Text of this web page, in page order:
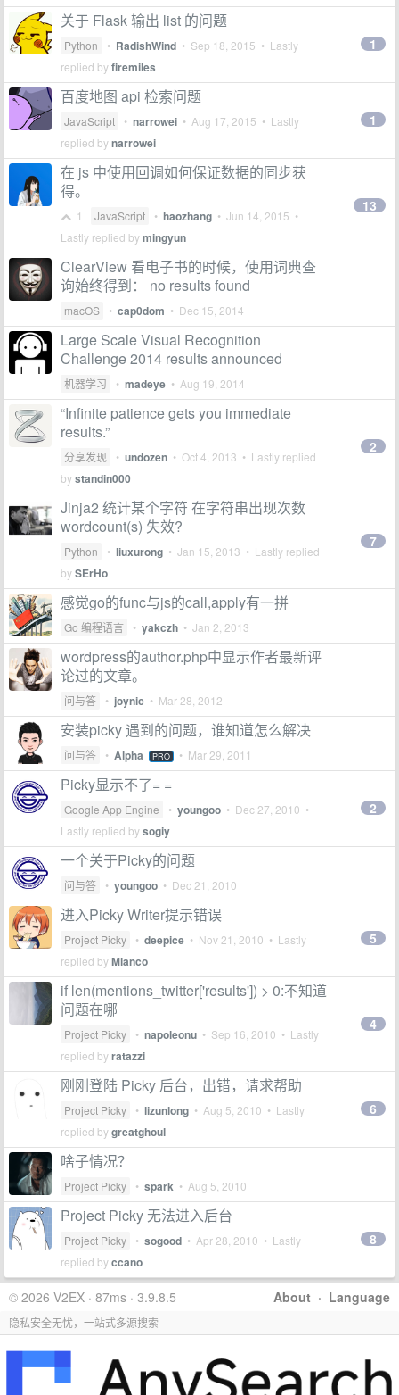
关于 Flask 输出 list 的问题
Python • RadishWind • Sep 18, 2015 • Lastly
replied byfiremiles
1
百度地图 api 检索问题
JavaScript • narrowei • Aug 17, 2015 • Lastly
replied bynarrowei
1
在 js 中使用回调如何保证数据的同步获
得。
1 JavaScript • haozhang • Jun 14, 2015 •
Lastly replied bymingyun
13
ClearView 看电子书的时候，使用词典查
询始终得到： no results found
macOS • cap0dom • Dec 15, 2014
Large Scale Visual Recognition
Challenge 2014 results announced
机器学习 • madeye • Aug 19, 2014
“Infinite patience gets you immediate
results.”
分享发现 • undozen • Oct 4, 2013 • Lastly replied
bystandin000
2
Jinja2 统计某个字符 在字符串出现次数
wordcount(s) 失效?
Python • liuxurong • Jan 15, 2013 • Lastly replied
bySErHo
7
感觉go的func与js的call,apply有一拼
Go 编程语言 • yakczh • Jan 2, 2013
wordpress的author.php中显示作者最新评
论过的文章。
问与答 • joynic • Mar 28, 2012
安装picky 遇到的问题，谁知道怎么解决
问与答 • Alpha PRO • Mar 29, 2011
Picky显示不了= =
Google App Engine • youngoo • Dec 27, 2010 •
Lastly replied bysogiy
2
一个关于Picky的问题
问与答 • youngoo • Dec 21, 2010
进入Picky Writer提示错误
Project Picky • deepice • Nov 21, 2010 • Lastly
replied byMianco
5
if len(mentions_twitter['results']) > 0:不知道
问题在哪
Project Picky • napoleonu • Sep 16, 2010 • Lastly
replied byratazzi
4
刚刚登陆 Picky 后台，出错，请求帮助
Project Picky • lizunlong • Aug 5, 2010 • Lastly
replied bygreatghoul
6
啥子情况？
Project Picky • spark • Aug 5, 2010
Project Picky 无法进入后台
Project Picky • sogood • Apr 28, 2010 • Lastly
replied byccano
8
About · Language
© 2026 V2EX · 87ms · 3.9.8.5
隐私安全无忧，一站式多源搜索